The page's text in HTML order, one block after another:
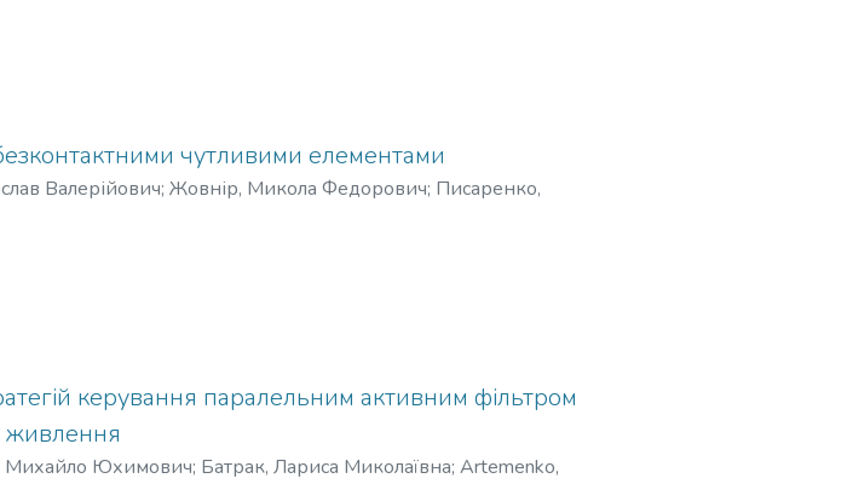
чутливими елементами
Валерійович; Жовнір, Микола Федорович; Писаренко,
керування паралельним активним фільтром
живлення
Михайло Юхимович; Батрак, Лариса Миколаївна; Artemenko,